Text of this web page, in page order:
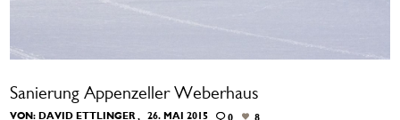
Sanierung Appenzeller Weberhaus
VON: DAVID ETTLINGER 26. MAI 2015